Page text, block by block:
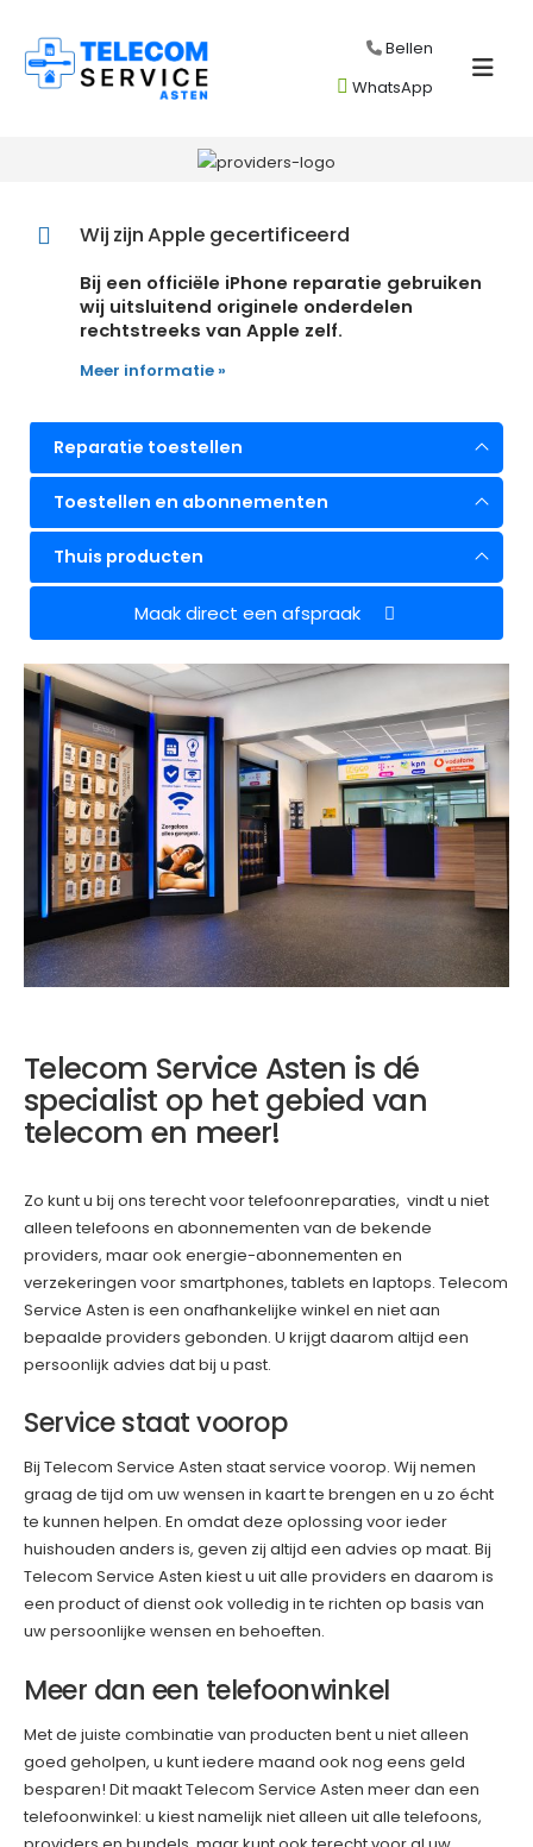
Bellen
WhatsApp
Wij zijn Apple gecertificeerd
Bij een officiële iPhone reparatie gebruiken
wij uitsluitend originele onderdelen
rechtstreeks van Apple zelf.
Meer informatie »
Reparatie toestellen
Toestellen en abonnementen
Thuis producten
Maak direct een afspraak
Telecom Service Asten is dé
specialist op het gebied van
telecom en meer!
Zo kunt u bij ons terecht voor telefoonreparaties, vindt u niet
alleen telefoons en abonnementen van de bekende
providers, maar ook energie-abonnementen en
verzekeringen voor smartphones, tablets en laptops. Telecom
Service Asten is een onafhankelijke winkel en niet aan
bepaalde providers gebonden. U krijgt daarom altijd een
persoonlijk advies dat bij u past.
Service staat voorop
Bij Telecom Service Asten staat service voorop. Wij nemen
graag de tijd om uw wensen in kaart te brengen en u zo écht
te kunnen helpen. En omdat deze oplossing voor ieder
huishouden anders is, geven zij altijd een advies op maat. Bij
Telecom Service Asten kiest u uit alle providers en daarom is
een product of dienst ook volledig in te richten op basis van
uw persoonlijke wensen en behoeften.
Meer dan een telefoonwinkel
Met de juiste combinatie van producten bent u niet alleen
goed geholpen, u kunt iedere maand ook nog eens geld
besparen! Dit maakt Telecom Service Asten meer dan een
telefoonwinkel: u kiest namelijk niet alleen uit alle telefoons,